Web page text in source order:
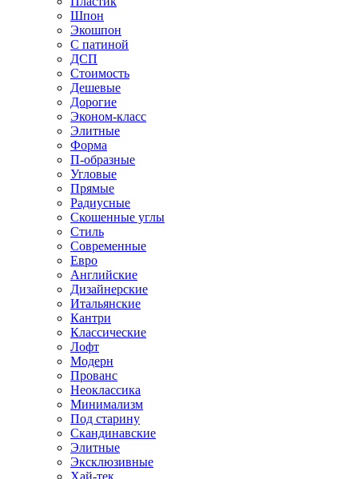
Шпон
Экошпон
С патиной
ДСП
Стоимость
Дешевые
Дорогие
Эконом-класс
Элитные
Форма
П-образные
Угловые
Прямые
Радиусные
Скошенные углы
Стиль
Современные
Евро
Английские
Дизайнерские
Итальянские
Кантри
Классические
Лофт
Модерн
Прованс
Неоклассика
Минимализм
Под старину
Скандинавские
Элитные
Эксклюзивные
Хай-тек